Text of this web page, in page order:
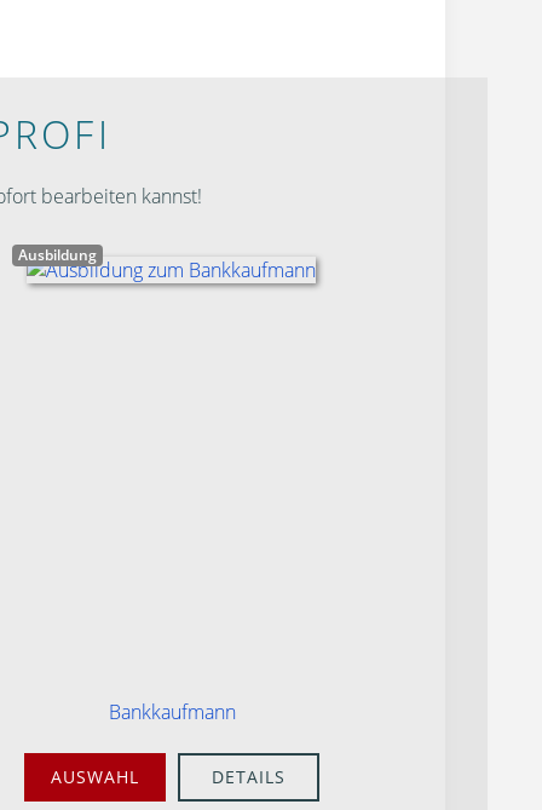
bearbeiten kannst!
Ausbildung
Bankkaufmann
AUSWAHL DETAILS